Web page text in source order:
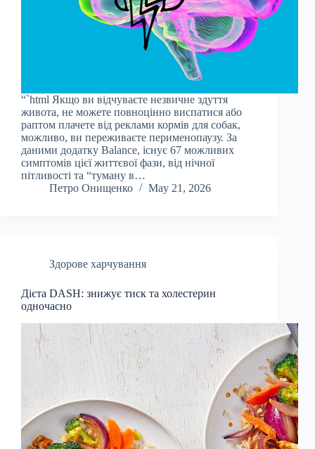
“`html Якщо ви відчуваєте незвичне здуття
живота, не можете повноцінно виспатися або
раптом плачете від реклами кормів для собак,
можливо, ви переживаєте перименопаузу. За
даними додатку Balance, існує 67 можливих
симптомів цієї життєвої фази, від нічної
пітливості та “туману в…
Петро Онищенко
May 21, 2026
Здорове харчування
Дієта DASH: знижує тиск та холестерин
одночасно